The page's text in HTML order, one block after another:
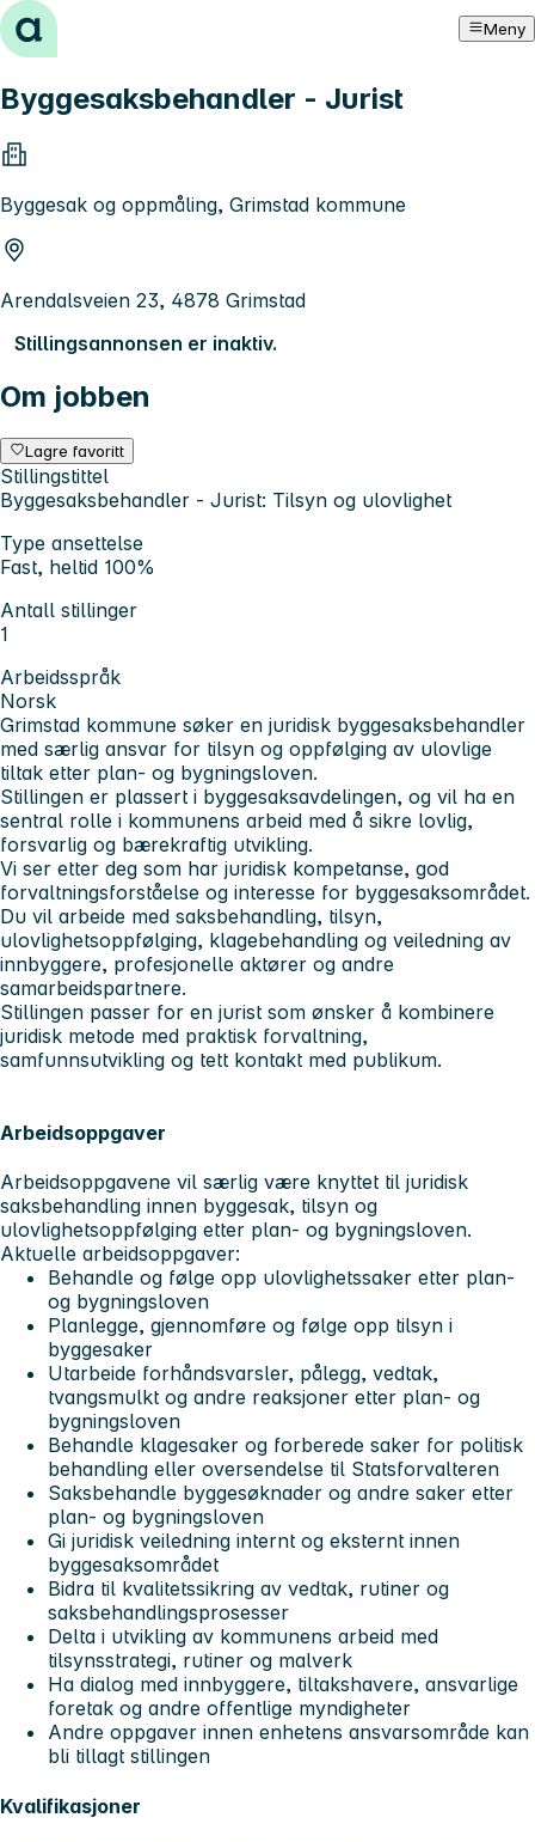
Hopp til innhold Meny
Byggesaksbehandler - Jurist
Byggesak og oppmåling, Grimstad kommune
Arendalsveien 23, 4878 Grimstad
Stillingsannonsen er inaktiv.
Om jobben
Lagre favoritt
Stillingstittel
Byggesaksbehandler - Jurist: Tilsyn og ulovlighet
Type ansettelse
Fast, heltid 100%
Antall stillinger
1
Arbeidsspråk
Norsk
Grimstad kommune søker en juridisk byggesaksbehandler
med særlig ansvar for tilsyn og oppfølging av ulovlige
tiltak etter plan- og bygningsloven.
Stillingen er plassert i byggesaksavdelingen, og vil ha en
sentral rolle i kommunens arbeid med å sikre lovlig,
forsvarlig og bærekraftig utvikling.
Vi ser etter deg som har juridisk kompetanse, god
forvaltningsforståelse og interesse for byggesaksområdet.
Du vil arbeide med saksbehandling, tilsyn,
ulovlighetsoppfølging, klagebehandling og veiledning av
innbyggere, profesjonelle aktører og andre
samarbeidspartnere.
Stillingen passer for en jurist som ønsker å kombinere
juridisk metode med praktisk forvaltning,
samfunnsutvikling og tett kontakt med publikum.
Arbeidsoppgaver
Arbeidsoppgavene vil særlig være knyttet til juridisk
saksbehandling innen byggesak, tilsyn og
ulovlighetsoppfølging etter plan- og bygningsloven.
Aktuelle arbeidsoppgaver:
Behandle og følge opp ulovlighetssaker etter plan-
og bygningsloven
Planlegge, gjennomføre og følge opp tilsyn i
byggesaker
Utarbeide forhåndsvarsler, pålegg, vedtak,
tvangsmulkt og andre reaksjoner etter plan- og
bygningsloven
Behandle klagesaker og forberede saker for politisk
behandling eller oversendelse til Statsforvalteren
Saksbehandle byggesøknader og andre saker etter
plan- og bygningsloven
Gi juridisk veiledning internt og eksternt innen
byggesaksområdet
Bidra til kvalitetssikring av vedtak, rutiner og
saksbehandlingsprosesser
Delta i utvikling av kommunens arbeid med
tilsynsstrategi, rutiner og malverk
Ha dialog med innbyggere, tiltakshavere, ansvarlige
foretak og andre offentlige myndigheter
Andre oppgaver innen enhetens ansvarsområde kan
bli tillagt stillingen
Kvalifikasjoner